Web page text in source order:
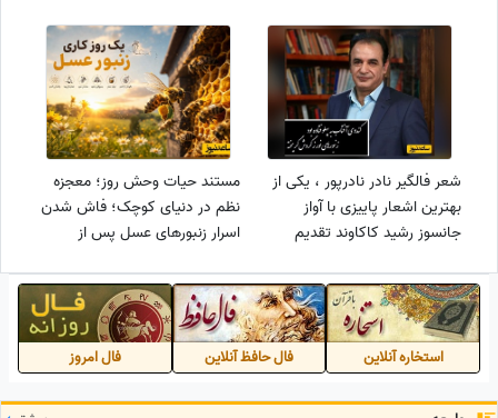
شعر فالگیر نادر نادرپور ، یکی از
بهترین اشعار پاییزی با آواز
جانسوز رشید کاکاوند تقدیم
فتاده بود، زنبورهای نور ز گردش
گریخته+ ویدیو
مستند حیات وحش روز؛ معجزه
نظم در دنیای کوچک؛ فاش شدن
اسرار زنبورهای عسل پس از
استخاره آنلاین فال حافظ آنلاین فال امروز